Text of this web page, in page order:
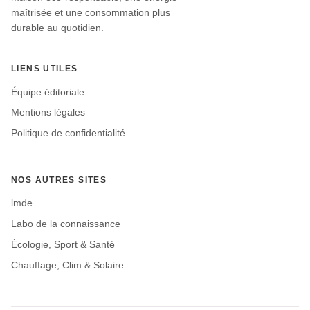
maîtrisée et une consommation plus
durable au quotidien.
LIENS UTILES
Équipe éditoriale
Mentions légales
Politique de confidentialité
NOS AUTRES SITES
lmde
Labo de la connaissance
Écologie, Sport & Santé
Chauffage, Clim & Solaire